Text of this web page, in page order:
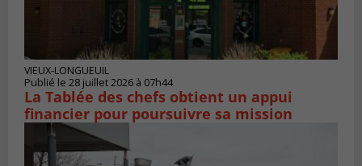
VIEUX-LONGUEUIL
Publié le 28 juillet 2026 à 07h44
La Tablée des chefs obtient un appui
financier pour poursuivre sa mission